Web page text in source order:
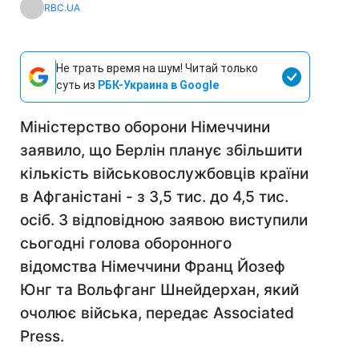
RBC.UA
Не трать время на шум! Читай только
суть из РБК-Украина в Google
Міністерство оборони Німеччини
заявило, що Берлін планує збільшити
кількість військовослужбовців країни
в Афганістані - з 3,5 тис. до 4,5 тис.
осіб. З відповідною заявою виступили
сьогодні голова оборонного
відомства Німеччини Франц Йозеф
Юнг та Вольфганг Шнейдерхан, який
очолює війська, передає Associated
Press.